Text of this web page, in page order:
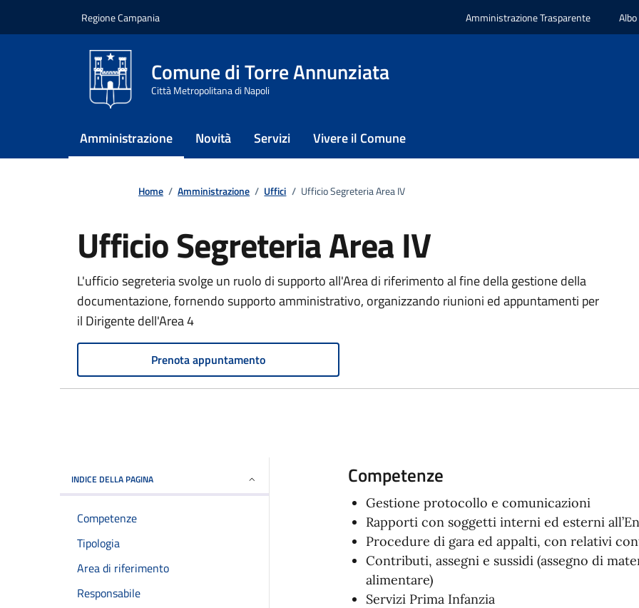
Regione Campania Amministrazione Trasparente
Comune di Torre Annunziata
Città Metropolitana di Napoli
Amministrazione Novità Servizi Vivere il Comune
Home / Amministrazione / Uffici / Ufficio Segreteria Area IV
Ufficio Segreteria Area IV
L'ufficio segreteria svolge un ruolo di supporto all'Area di riferimento al fine della gestione della
documentazione, fornendo supporto amministrativo, organizzando riunioni ed appuntamenti per
il Dirigente dell'Area 4
Prenota appuntamento
INDICE DELLA PAGINA
Competenze
Tipologia
Area di riferimento
Responsabile
Competenze
Gestione protocollo e comunicazioni
Rapporti con soggetti interni ed esterni
Procedure di gara ed appalti, con relativi
Contributi, assegni e sussidi (assegno di
alimentare)
Servizi Prima Infanzia